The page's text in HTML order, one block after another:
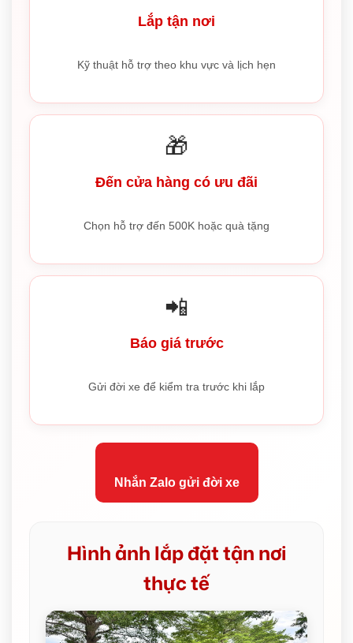
Lắp tận nơi
Kỹ thuật hỗ trợ theo khu vực và lịch hẹn
🎁
Đến cửa hàng có ưu đãi
Chọn hỗ trợ đến 500K hoặc quà tặng
📲
Báo giá trước
Gửi đời xe để kiểm tra trước khi lắp
Nhắn Zalo gửi đời xe
Hình ảnh lắp đặt tận nơi
thực tế